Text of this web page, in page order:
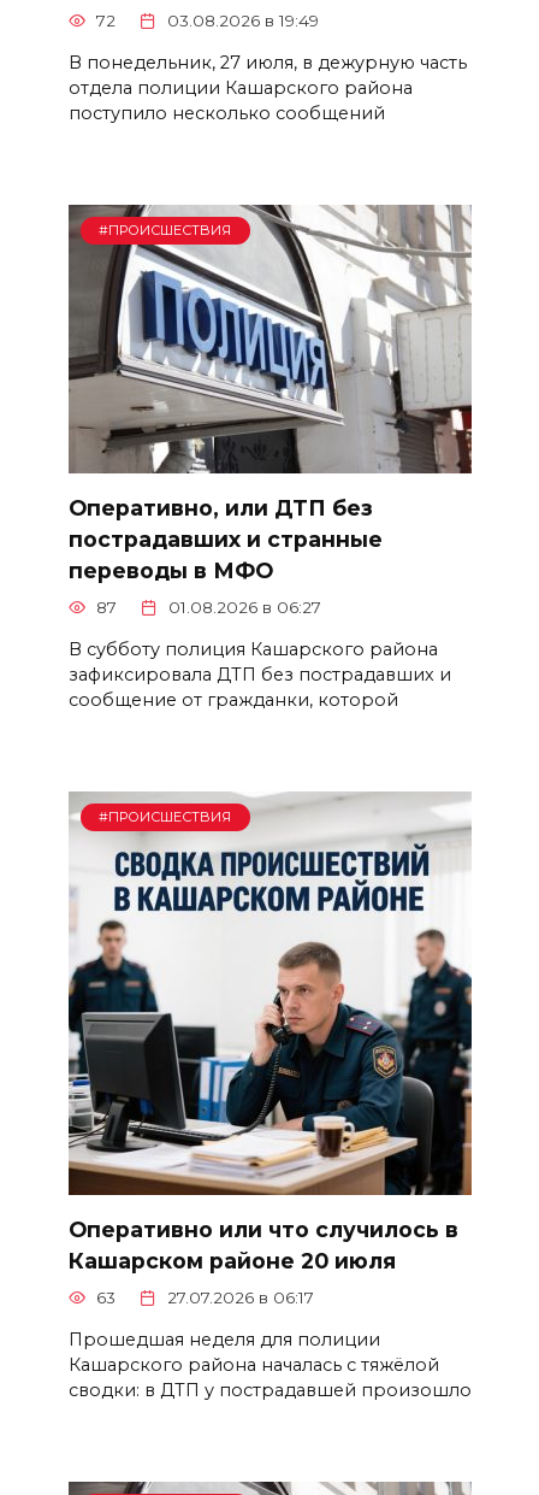
72 03.08.2026 в 19:49
В понедельник, 27 июля, в дежурную часть
отдела полиции Кашарского района
поступило несколько сообщений
#ПРОИСШЕСТВИЯ
Оперативно, или ДТП без
пострадавших и странные
переводы в МФО
87 01.08.2026 в 06:27
В субботу полиция Кашарского района
зафиксировала ДТП без пострадавших и
сообщение от гражданки, которой
#ПРОИСШЕСТВИЯ
Оперативно или что случилось в
Кашарском районе 20 июля
63 27.07.2026 в 06:17
Прошедшая неделя для полиции
Кашарского района началась с тяжёлой
сводки: в ДТП у пострадавшей произошло